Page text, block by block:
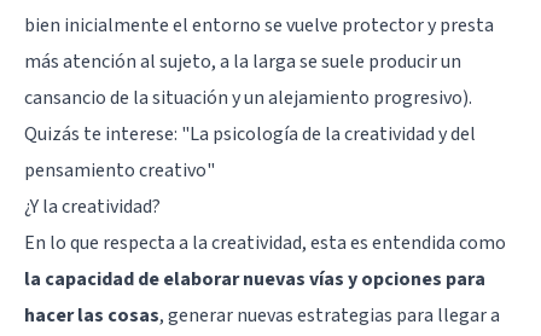
bien inicialmente el entorno se vuelve protector y presta
más atención al sujeto, a la larga se suele producir un
cansancio de la situación y un alejamiento progresivo).
Quizás te interese: "La psicología de la creatividad y del
pensamiento creativo"
¿Y la creatividad?
En lo que respecta a la creatividad, esta es entendida como
la capacidad de elaborar nuevas vías y opciones para
hacer las cosas, generar nuevas estrategias para llegar a